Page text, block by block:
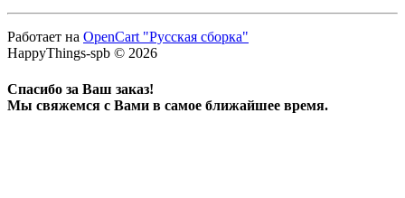
Работает на OpenCart "Русская сборка"
HappyThings-spb © 2026
Спасибо за Ваш заказ!
Мы свяжемся с Вами в самое ближайшее время.